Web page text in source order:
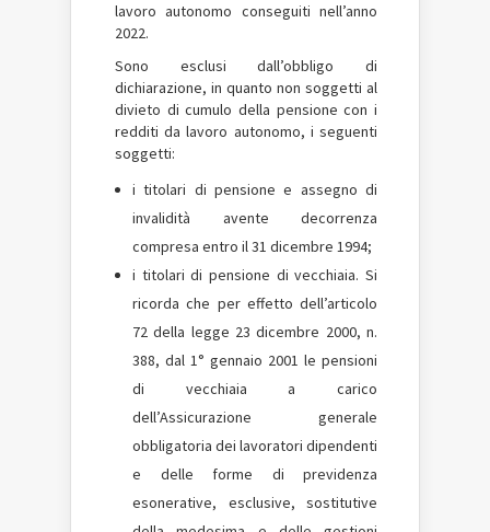
lavoro autonomo conseguiti nell’anno
2022.
Sono esclusi dall’obbligo di
dichiarazione, in quanto non soggetti al
divieto di cumulo della pensione con i
redditi da lavoro autonomo, i seguenti
soggetti:
i titolari di pensione e assegno di
invalidità avente decorrenza
compresa entro il 31 dicembre 1994;
i titolari di pensione di vecchiaia. Si
ricorda che per effetto dell’articolo
72 della legge 23 dicembre 2000, n.
388, dal 1° gennaio 2001 le pensioni
di vecchiaia a carico
dell’Assicurazione generale
obbligatoria dei lavoratori dipendenti
e delle forme di previdenza
esonerative, esclusive, sostitutive